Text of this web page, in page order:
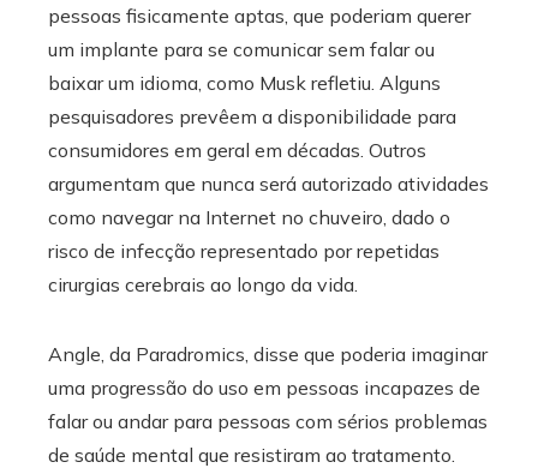
pessoas fisicamente aptas, que poderiam querer
um implante para se comunicar sem falar ou
baixar um idioma, como Musk refletiu. Alguns
pesquisadores prevêem a disponibilidade para
consumidores em geral em décadas. Outros
argumentam que nunca será autorizado atividades
como navegar na Internet no chuveiro, dado o
risco de infecção representado por repetidas
cirurgias cerebrais ao longo da vida.
Angle, da Paradromics, disse que poderia imaginar
uma progressão do uso em pessoas incapazes de
falar ou andar para pessoas com sérios problemas
de saúde mental que resistiram ao tratamento.